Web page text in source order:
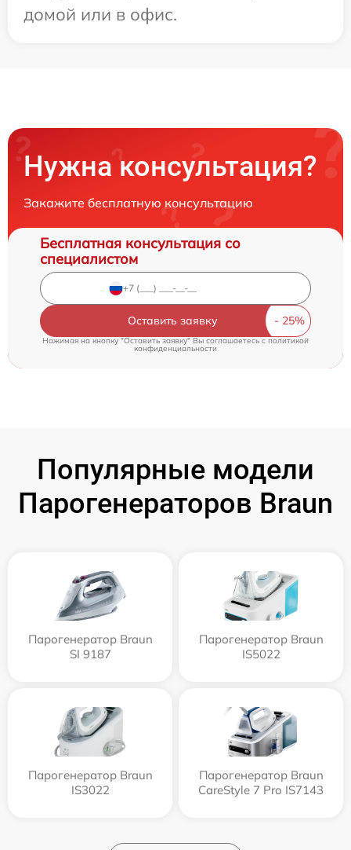
домой или в офис.
Нужна консультация?
Закажите бесплатную консультацию
Бесплатная консультация со
специалистом
Оставить заявку
Нажимая на кнопку "Оставить заявку" Вы соглашаетесь cполитикой
конфиденциальности
Популярные модели
Парогенераторов Braun
Парогенератор Braun
SI 9187
Парогенератор Braun
IS5022
Парогенератор Braun
IS3022
Парогенератор Braun
CareStyle 7 Pro IS7143